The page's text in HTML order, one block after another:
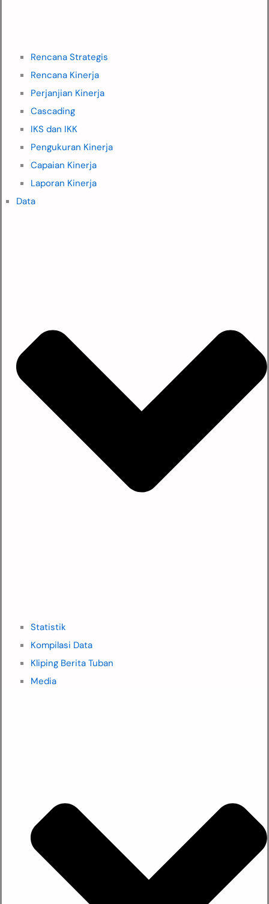
Rencana Strategis
Rencana Kinerja
Perjanjian Kinerja
Cascading
IKS dan IKK
Pengukuran Kinerja
Capaian Kinerja
Laporan Kinerja
Data
Statistik
Kompilasi Data
Kliping Berita Tuban
Media